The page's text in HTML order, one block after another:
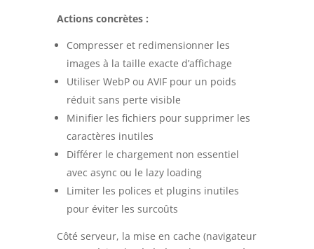
Actions concrètes :
Compresser et redimensionner les
images à la taille exacte d’affichage
Utiliser WebP ou AVIF pour un poids
réduit sans perte visible
Minifier les fichiers pour supprimer les
caractères inutiles
Différer le chargement non essentiel
avec async ou le lazy loading
Limiter les polices et plugins inutiles
pour éviter les surcoûts
Côté serveur, la mise en cache (navigateur